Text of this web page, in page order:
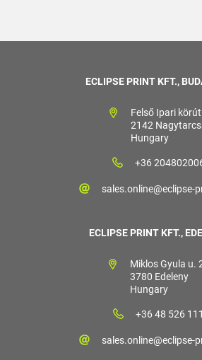
ECLIPSE PRINT KFT.,
Felső Ipari
2142
Hungary
+36
sales.online@eclipse-
ECLIPSE PRINT KFT.,
Miklos Gyula u.
3780 Edeleny
Hungary
+36 48 526 111
sales.online@eclipse-